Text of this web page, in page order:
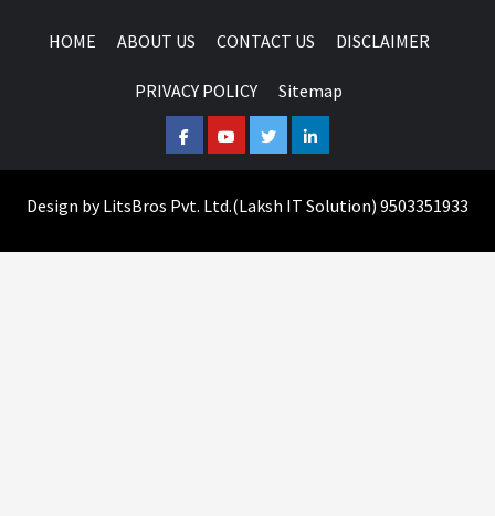
HOME ABOUT US CONTACT US DISCLAIMER
PRIVACY POLICY Sitemap
FacebookYoutubeTwitterLinkedin
Design byLitsBros Pvt. Ltd.(Laksh IT Solution) 9503351933